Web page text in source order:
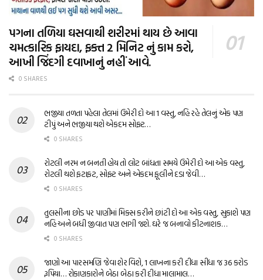
પગના તળિયા ઘસવાથી શરીરમાં થાય છે આવા
ચમત્કારિક ફાયદા, ફક્ત 2 મિનિટ નું કામ કરો,
આખી જિંદગી દવાખાનું નહીં આવે.
0 SHARES
ભજીયા તળતા પહેલા તેલમાં ઉમેરી દો આ 1 વસ્તુ, નહિ રહે તેલનું એક પણ
ટીપું અને ભજીયા થશે એકદમ સોફ્ટ…
0 SHARES
રોટલી નરમ ન બનતી હોય તો લોટ બાંધતા સમયે ઉમેરી દો આ એક વસ્તુ,
રોટલી થશે ફટાફટ, સોફ્ટ અને એકદમ ફૂલીને દડા જેવી…
0 SHARES
તુલસીના છોડ પર પાણીમાં મિક્સ કરીને છાંટી દો આ એક વસ્તુ, સુકાશે પણ
નહિ અને બધી જીવાત પણ ભાગી જશે. ઘરે જ બનાવો કીટનાશક…
0 SHARES
જાણો આ પારસમણિ જેવા શેર વિશે, 1 લાખના કરી દીધા સીધા જ 36 કરોડ
રૂપિયા… રોકાણકારોને બેઠા બેઠા કરી દીધા માલામાલ…